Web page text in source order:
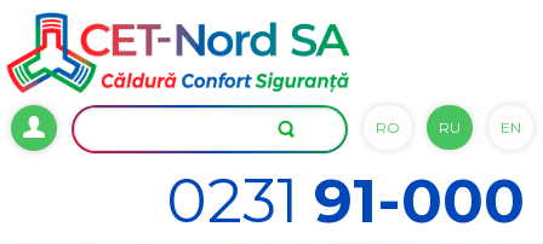
RO RU EN
0231 91-000